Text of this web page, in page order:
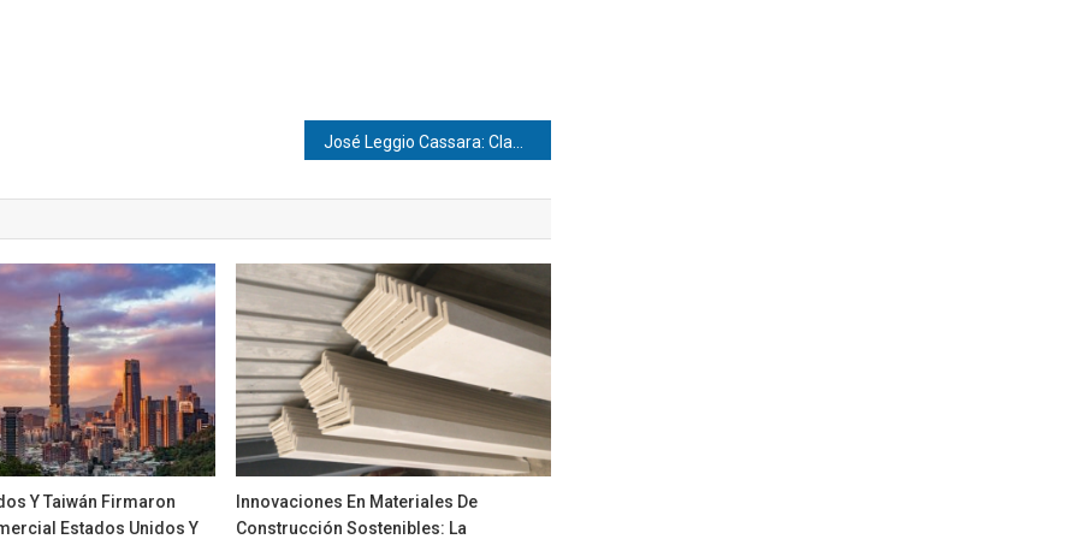
Y Taiwán Firmaron
Estados Unidos Y
Innovaciones En Materiales De
Construcción Sostenibles: La